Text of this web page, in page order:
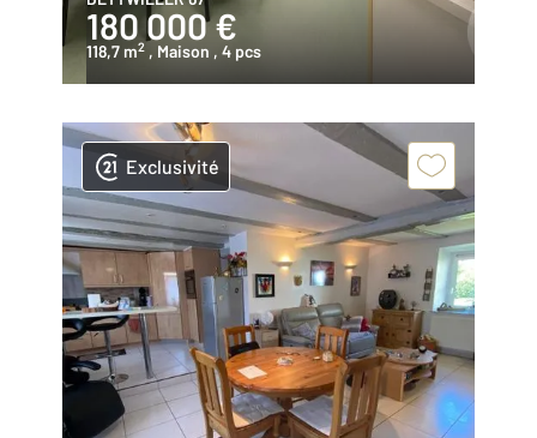
180 000 €
118,7 m2 , Maison , 4 pcs
Exclusivité